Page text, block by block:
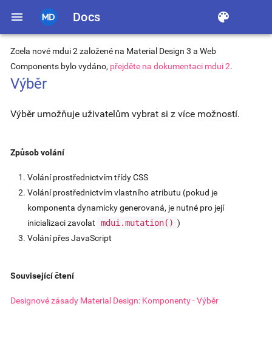
menu Docs color_lens
Zcela nové mdui 2 založené na Material Design 3 a Web
Components bylo vydáno, přejděte na dokumentaci mdui 2.
Výběr
Výběr umožňuje uživatelům vybrat si z více možností.
Způsob volání
Volání prostřednictvím třídy CSS
Volání prostřednictvím vlastního atributu (pokud je
komponenta dynamicky generovaná, je nutné pro její
inicializaci zavolat
mdui.mutation() )
Volání přes JavaScript
Související čtení
Designové zásady Material Design: Komponenty - Výběr